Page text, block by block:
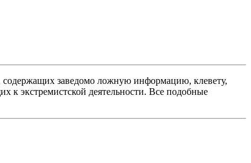
заведомо ложную информацию, клевету,
к экстремистской деятельности. Все подобные